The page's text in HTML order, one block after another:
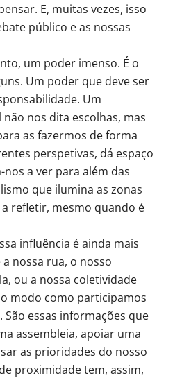
E, muitas vezes, isso
público e as nossas
um poder imenso. É o
Um poder que deve ser
Um
nos dita escolhas, mas
as fazermos de forma
perspetivas, dá espaço
a ver para além das
que ilumina as zonas
refletir, mesmo quando é
influência é ainda mais
nossa rua, o nosso
ou a nossa coletividade
modo como participamos
essas informações que
assembleia, apoiar uma
as prioridades do nosso
proximidade tem, assim,